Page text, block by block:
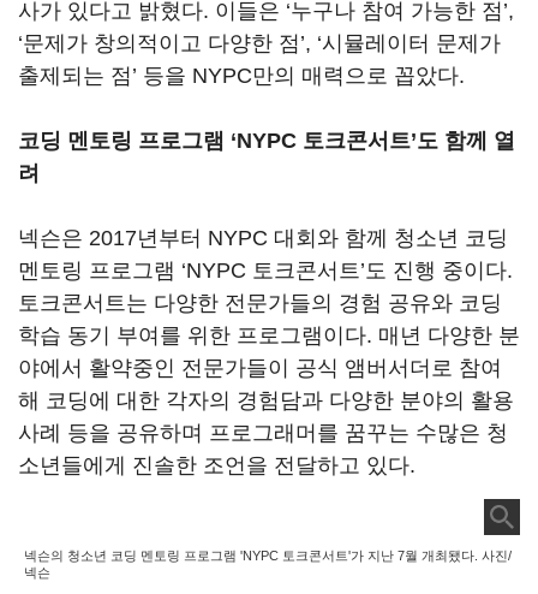
사가 있다고 밝혔다. 이들은 ‘누구나 참여 가능한 점’,
‘문제가 창의적이고 다양한 점’, ‘시뮬레이터 문제가
출제되는 점’ 등을 NYPC만의 매력으로 꼽았다.
코딩 멘토링 프로그램 ‘NYPC 토크콘서트’도 함께 열
려
넥슨은 2017년부터 NYPC 대회와 함께 청소년 코딩
멘토링 프로그램 ‘NYPC 토크콘서트’도 진행 중이다.
토크콘서트는 다양한 전문가들의 경험 공유와 코딩
학습 동기 부여를 위한 프로그램이다. 매년 다양한 분
야에서 활약중인 전문가들이 공식 앰버서더로 참여
해 코딩에 대한 각자의 경험담과 다양한 분야의 활용
사례 등을 공유하며 프로그래머를 꿈꾸는 수많은 청
소년들에게 진솔한 조언을 전달하고 있다.
넥슨의 청소년 코딩 멘토링 프로그램 'NYPC 토크콘서트'가 지난 7월 개최됐다. 사진/
넥슨